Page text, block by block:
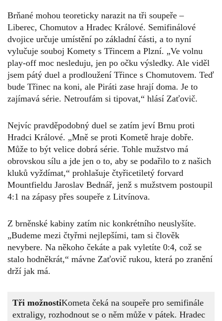
Brňané mohou teoreticky narazit na tři soupeře –
Liberec, Chomutov a Hradec Králové. Semifinálové
dvojice určuje umístění po základní části, a to nyní
vylučuje souboj Komety s Třincem a Plzní. „Ve volnu
play-off moc nesleduju, jen po očku výsledky. Ale viděl
jsem pátý duel a prodloužení Třince s Chomutovem. Teď
bude Třinec na koni, ale Piráti zase hrají doma. Je to
zajímavá série. Netroufám si tipovat,“ hlásí Zaťovič.
Nejvíc pravděpodobný duel se zatím jeví Brnu proti
Hradci Králové. „Mně se proti Kometě hraje dobře.
Může to být velice dobrá série. Tohle mužstvo má
obrovskou sílu a jde jen o to, aby se podařilo to z našich
kluků vyždímat,“ prohlašuje čtyřicetiletý forvard
Mountfieldu Jaroslav Bednář, jenž s mužstvem postoupil
4:1 na zápasy přes soupeře z Litvínova.
Z brněnské kabiny zatím nic konkrétního neuslyšíte.
„Budeme mezi čtyřmi nejlepšími, tam si člověk
nevybere. Na někoho čekáte a pak vyletíte 0:4, což se
stalo hodněkrát,“ mávne Zaťovič rukou, která po zranění
drží jak má.
Tři možnostiKometa čeká na soupeře pro semifinále
extraligy, rozhodnout se o něm může v pátek. Hradec